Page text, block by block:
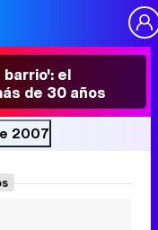
el
de 30 años
2007